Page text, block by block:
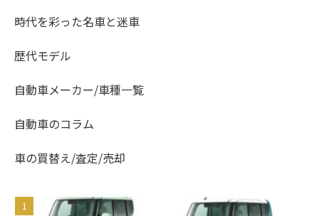
時代を彩った名車と迷車
歴代モデル
自動車メーカー/車種一覧
自動車のコラム
車の買替え/査定/売却